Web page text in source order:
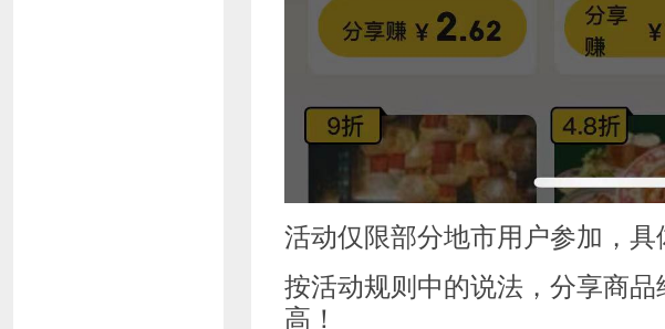
活动仅限部分地市用户参加，具
按活动规则中的说法，分享商
高！